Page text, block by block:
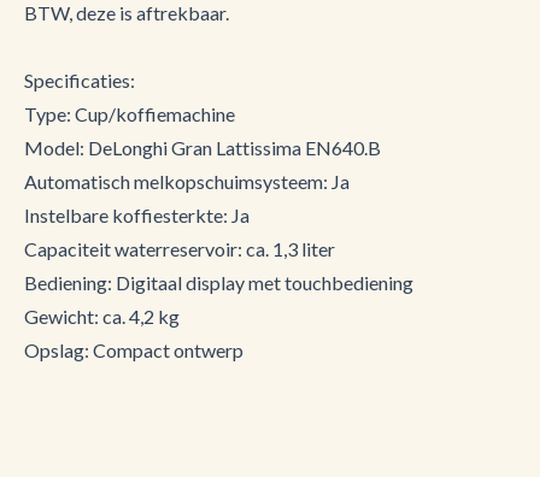
BTW, deze is aftrekbaar.
Specificaties:
Type: Cup/koffiemachine
Model: DeLonghi Gran Lattissima EN640.B
Automatisch melkopschuimsysteem: Ja
Instelbare koffiesterkte: Ja
Capaciteit waterreservoir: ca. 1,3 liter
Bediening: Digitaal display met touchbediening
Gewicht: ca. 4,2 kg
Opslag: Compact ontwerp